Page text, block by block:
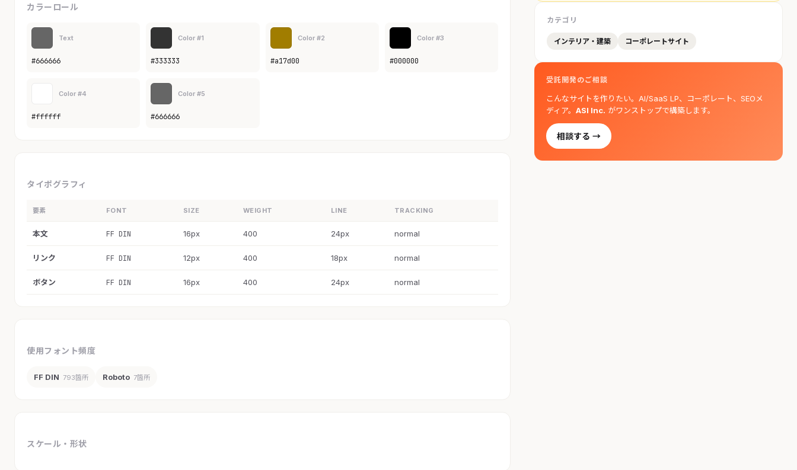
カラーロール
Text
#666666
Color #1
#333333
Color #2
#a17d00
Color #3
#000000
Color #4
#ffffff
Color #5
#666666
タイポグラフィ
要素 FONT SIZE WEIGHT LINE TRACKING
本文 FF DIN 16px 400 24px normal
リンク FF DIN 12px 400 18px normal
ボタン FF DIN 16px 400 24px normal
使用フォント頻度
FF DIN 793箇所 Roboto 7箇所
スケール・形状
カテゴリ
インテリア・建築 コーポレートサイト
受託開発のご相談
こんなサイトを作りたい。AI/SaaS LP、コーポレート、SEOメ
ディア。ASI Inc. がワンストップで構築します。
相談する →